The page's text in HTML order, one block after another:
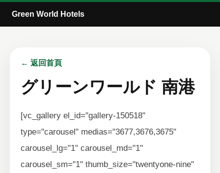
Green World Hotels
← 返回首頁
グリーンワールド 南港
[vc_gallery el_id="gallery-150518"
type="carousel" medias="3677,3676,3675"
carousel_lg="1" carousel_md="1"
carousel_sm="1" thumb_size="twentyone-nine"